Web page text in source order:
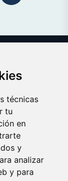
técnicas
tu
en
y
analizar
y para